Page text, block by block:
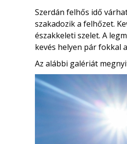
Szerdán felhős idő
szakadozik a felhőzet.
északkeleti szelet. A
kevés helyen pár fokkal
Az alábbi galériát